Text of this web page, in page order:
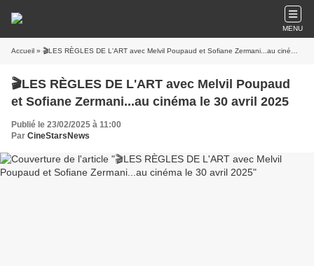
MENU
Accueil » 🎬LES RÈGLES DE L'ART avec Melvil Poupaud et Sofiane Zermani...au cinéma le 30 avril 2025
🎬LES RÈGLES DE L'ART avec Melvil Poupaud
et Sofiane Zermani...au cinéma le 30 avril 2025
Publié le 23/02/2025 à 11:00
Par CineStarsNews